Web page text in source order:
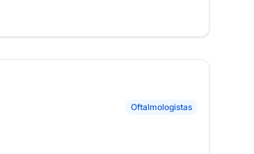
Oftalmologistas